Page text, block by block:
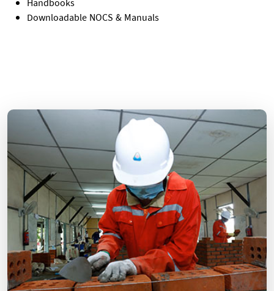
Handbooks
Downloadable NOCS & Manuals